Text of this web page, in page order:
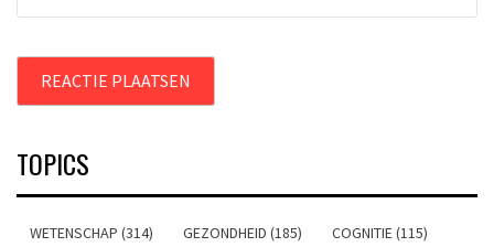
TOPICS
WETENSCHAP (314) GEZONDHEID (185) COGNITIE (115)